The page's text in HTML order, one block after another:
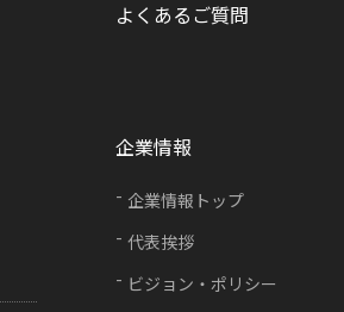
よくあるご質問
企業情報
企業情報トップ
代表挨拶
ビジョン・ポリシー